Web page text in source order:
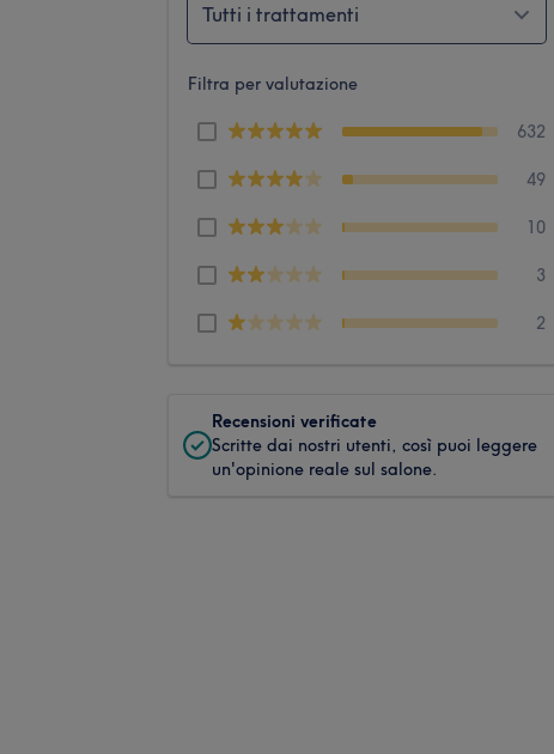
Tutti i trattamenti
Filtra per valutazione
632
49
10
3
2
Recensioni verificate
Scritte dai nostri utenti, così puoi leggere
un'opinione reale sul salone.